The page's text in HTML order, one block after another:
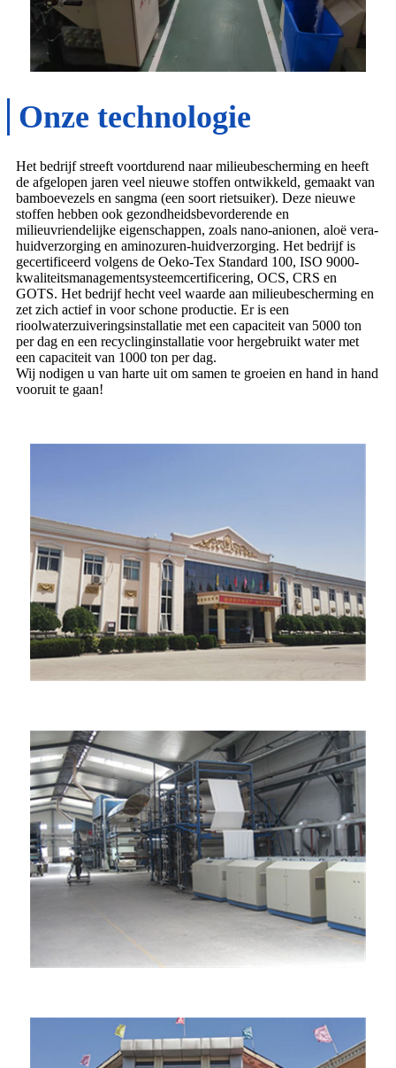
Onze technologie
Het bedrijf streeft voortdurend naar milieubescherming en heeft
de afgelopen jaren veel nieuwe stoffen ontwikkeld, gemaakt van
bamboevezels en sangma (een soort rietsuiker). Deze nieuwe
stoffen hebben ook gezondheidsbevorderende en
milieuvriendelijke eigenschappen, zoals nano-anionen, aloë vera-
huidverzorging en aminozuren-huidverzorging. Het bedrijf is
gecertificeerd volgens de Oeko-Tex Standard 100, ISO 9000-
kwaliteitsmanagementsysteemcertificering, OCS, CRS en
GOTS. Het bedrijf hecht veel waarde aan milieubescherming en
zet zich actief in voor schone productie. Er is een
rioolwaterzuiveringsinstallatie met een capaciteit van 5000 ton
per dag en een recyclinginstallatie voor hergebruikt water met
een capaciteit van 1000 ton per dag.
Wij nodigen u van harte uit om samen te groeien en hand in hand
vooruit te gaan!